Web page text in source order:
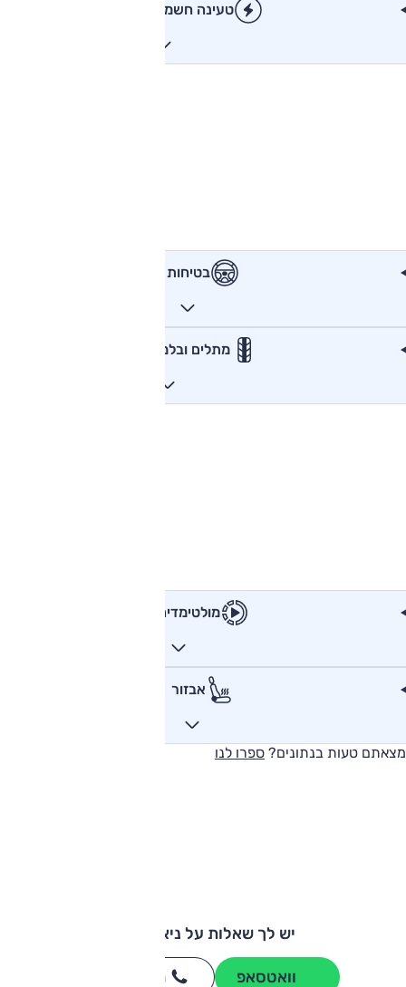
טעינה חשמלית
בטיחות
מתלים ובלמים
מולטימדיה
אבזור
מצאתם טעות בנתונים? ספרו לנו
יש לך שאלות על ניאו ES8?
וואטסאפ חייגו